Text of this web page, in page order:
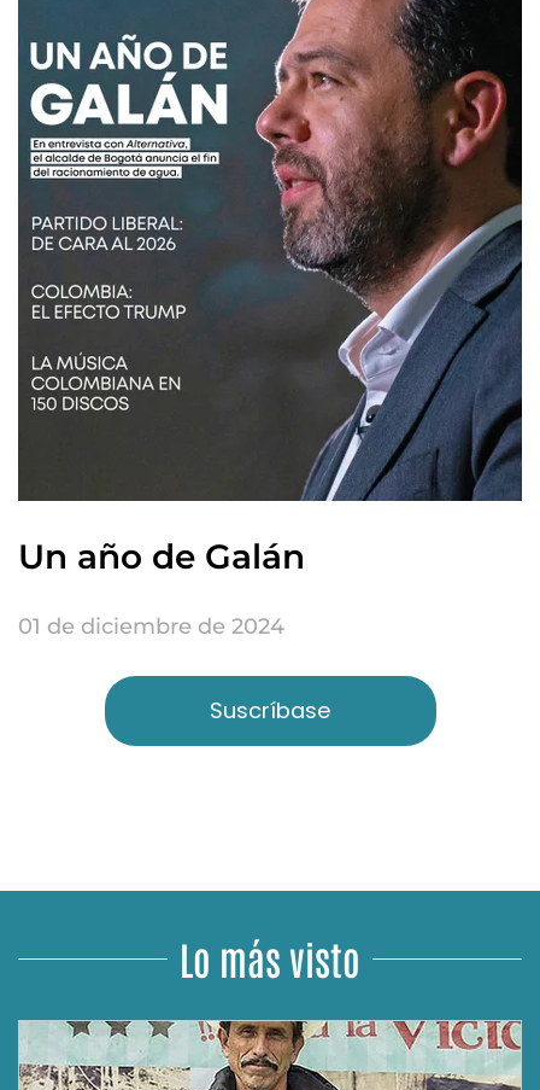
Un año de Galán
01 de diciembre de 2024
Suscríbase
Lo más visto